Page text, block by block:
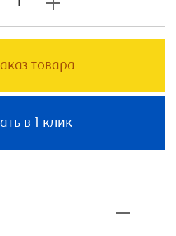
товара
в 1 клик